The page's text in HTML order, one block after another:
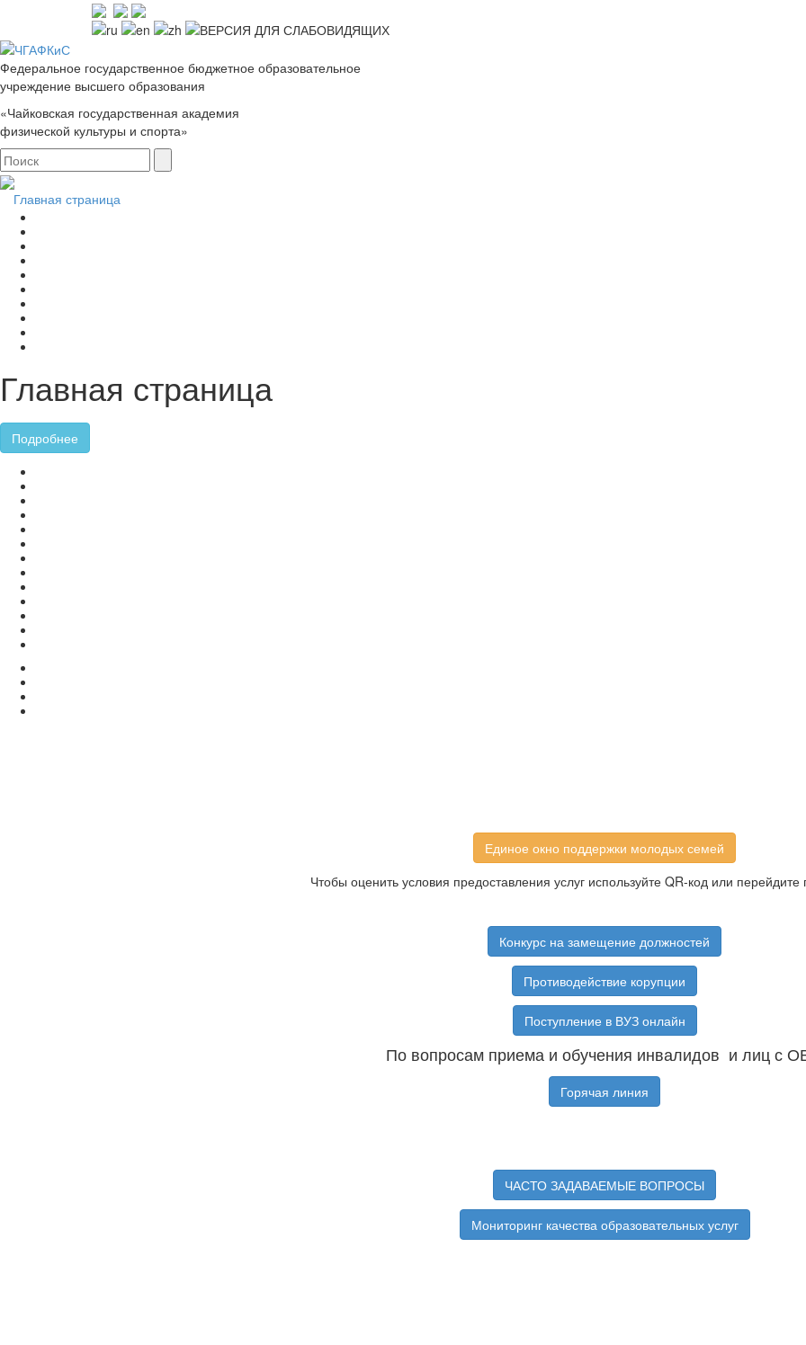
Федеральное государственное бюджетное образовательное
учреждение высшего образования
«Чайковская государственная академия
физической культуры и спорта»
Главная страница
Главная страница
Подробнее
Единое окно поддержки молодых семей
Чтобы оценить условия предоставления услуг используйте QR-код или
Конкурс на замещение должностей
Противодействие корупции
Поступление в ВУЗ онлайн
По вопросам приема и обучения инвалидов и лиц с
Горячая линия
ЧАСТО ЗАДАВАЕМЫЕ ВОПРОСЫ
Мониторинг качества образовательных услуг